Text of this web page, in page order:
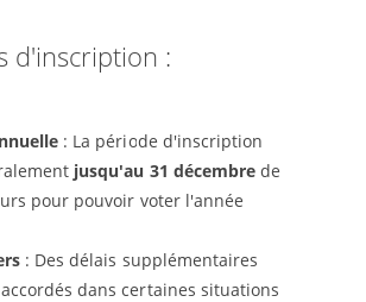
d'inscription :
: La période d'inscription
jusqu'au 31 décembre de
pour pouvoir voter l'année
: Des délais supplémentaires
dans certaines situations